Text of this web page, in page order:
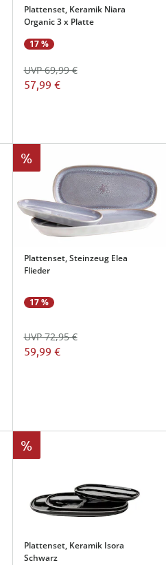
Plattenset, Keramik Niara
Organic 3 x Platte
17 %
57,99 €
UVP 69,99 €
%
Plattenset, Steinzeug Elea
Flieder
17 %
59,99 €
UVP 72,95 €
%
Plattenset, Keramik Isora
Schwarz